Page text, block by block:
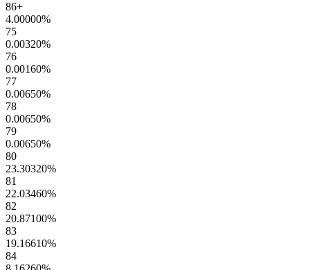
86+
4.00000%
75
0.00320%
76
0.00160%
77
0.00650%
78
0.00650%
79
0.00650%
80
23.30320%
81
22.03460%
82
20.87100%
83
19.16610%
84